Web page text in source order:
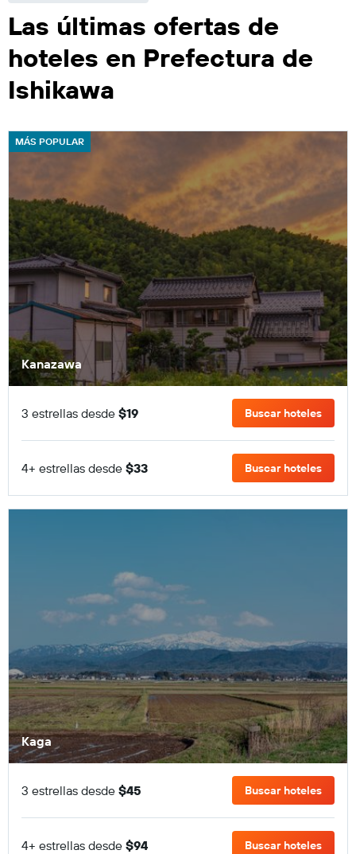
Las últimas ofertas de
hoteles en Prefectura de
Ishikawa
MÁS POPULAR
Kanazawa
3 estrellas desde $19 Buscar hoteles
4+ estrellas desde $33 Buscar hoteles
Kaga
3 estrellas desde $45 Buscar hoteles
4+ estrellas desde $94 Buscar hoteles